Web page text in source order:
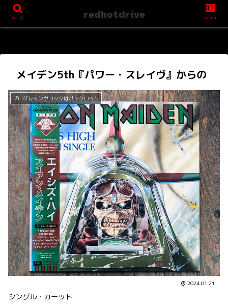
メイデン5th『パワー・スレイヴ』からの
プログレッシヴロックはパンクロック
2024.01.21
シングル・カーット
serch redhotdrive menu